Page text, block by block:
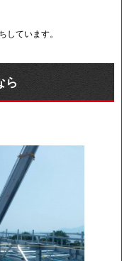
しています。
ら